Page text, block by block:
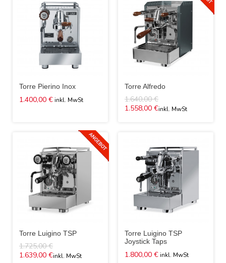
Torre Pierino Inox
1.400,00 €
Torre Alfredo
1.640,00 €
1.558,00 €
Torre Luigino TSP
1.725,00 €
1.639,00 €
Torre Luigino TSP
Joystick Taps
1.800,00 €